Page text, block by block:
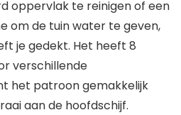
oppervlak te reinigen of een
om de tuin water te geven,
je gedekt. Het heeft 8
verschillende
het patroon gemakkelijk
aan de hoofdschijf.